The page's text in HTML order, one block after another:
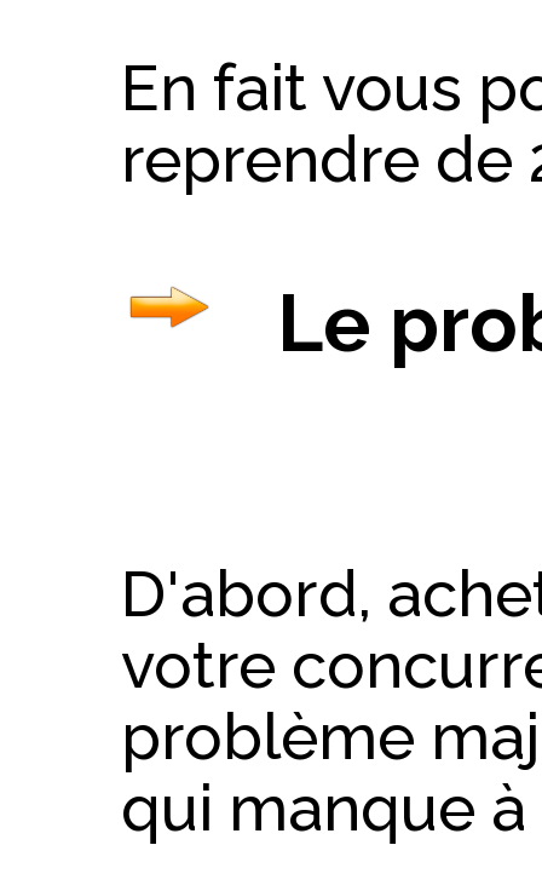
En fait vous
reprendre de
Le
D'abord,
votre
problème
qui manque